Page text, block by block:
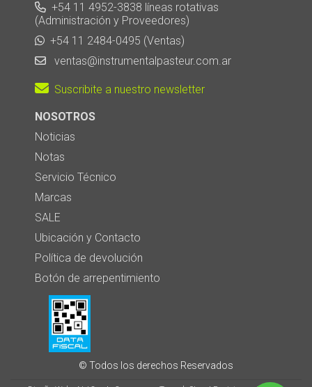
+54 11 4952-3838 líneas rotativas
(Administración y Proveedores)
+54 11 2484-0495 (Ventas)
ventas@instrumentalpasteur.com.ar
Suscribite a nuestro newsletter
NOSOTROS
Noticias
Notas
Servicio Técnico
Marcas
SALE
Ubicación y Contacto
Política de devolución
Botón de arrepentimiento
© Todos los derechos Reservados